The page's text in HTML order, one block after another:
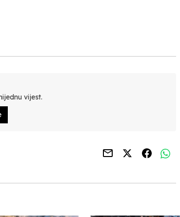
vijest.